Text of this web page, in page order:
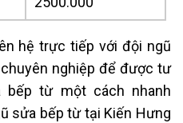
hệ trực tiếp với đội ngũ
nghiệp để được tư
từ một cách nhanh
sửa bếp từ tại Kiến Hưng